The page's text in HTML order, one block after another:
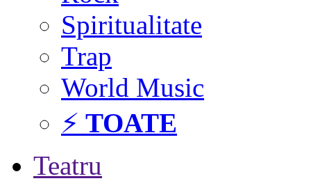
Spiritualitate
Trap
World Music
⚡ TOATE
Teatru